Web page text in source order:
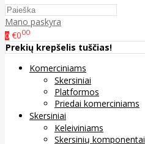
Mano paskyra
0 €000
Prekių krepšelis tuščias!
Komerciniams
Skersiniai
Platformos
Priedai komerciniams
Skersiniai
Keleiviniams
Skersinių komponentai